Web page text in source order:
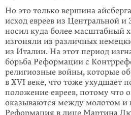
Но это только вершина
исход евреев из Центральной
носил куда более масштабный
изгоняли из различных
из Италии. На этот период
борьба Реформации с
религиозные войны, которые
в XVI веке, что тоже ухудшает
положение евреев, потому что
оказываются между молотом и
Реформация в лице Мартина